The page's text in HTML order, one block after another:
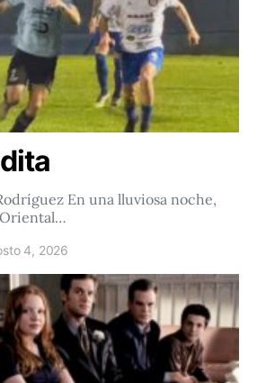
En una lluviosa noche,
Oriental…
4, 2026